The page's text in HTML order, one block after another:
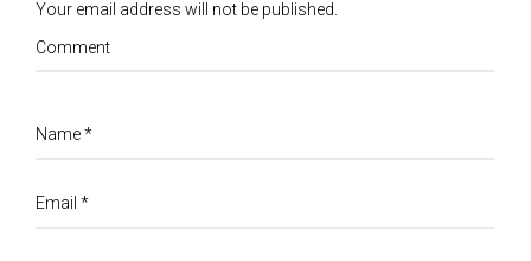
Your email address will not be published.
Comment
Name*
Email *